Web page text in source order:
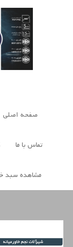
صفحه اصلی
تماس با ما
مشاهده سبد
بیزانس